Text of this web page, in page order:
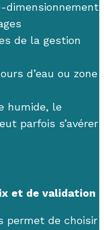
dimensionnement
de la gestion
d’eau ou zone
humide, le
parfois s’avérer
et de validation
permet de choisir